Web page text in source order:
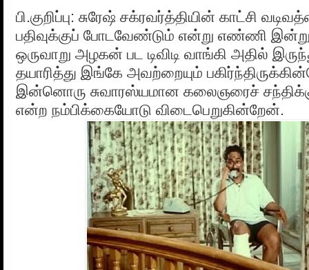
பி.குறிப்பு: சுரேஷ் சக்ரவர்த்தியின் காட்சி
பதிவுக்குப் போடவேண்டும் என்று எண்ணி இன்று
ஒருவாறு அழகன் பட டிவிடி வாங்கி அதில்
தயாரித்து இங்கே அவற்றையும்
இன்னொரு சுவாரஸ்யமான கலைஞரைச்
என்ற நம்பிக்கையோடு விடைபெறுகின்றேன்.